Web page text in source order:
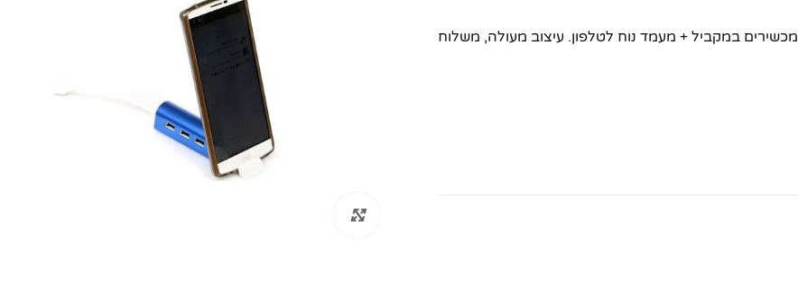
– פתרון חכם לטעינת 4 מכשירים במקביל + מעמד נוח לטלפון. עיצוב מעולה, משלוח